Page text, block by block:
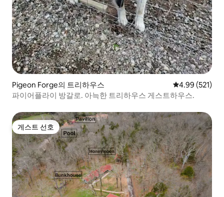
Pigeon Forge의 트리하우스 평점 4.99점(5
4.99 (521)
파이어플라이 방갈로. 아늑한 트리하우스 게스트하우스.
게스트 선호
게스트 선호